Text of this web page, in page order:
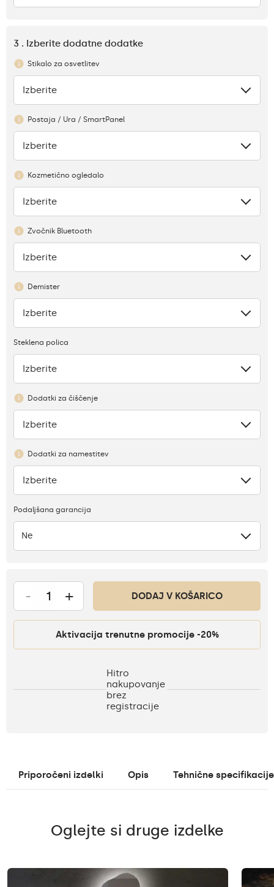
3 . Izberite dodatne dodatke
Stikalo za osvetlitev
Ni
Izberite
Postaja / Ura / SmartPanel
Ni
Izberite
Kozmetično ogledalo
Ni
Izberite
Zvočnik Bluetooth
Ni
Izberite
Demister
Ni
Izberite
Steklena polica
Pomanjkanje
Izberite
Dodatki za čiščenje
Ni
Izberite
Dodatki za namestitev
Ni
Izberite
Podaljšana garancija
Ne
- + DODAJ V KOŠARICO
Aktivacija trenutne promocije -20%
Hitro
nakupovanje
brez
registracije
Priporočeni izdelki Opis Tehnične specifikacije
Oglejte si druge izdelke